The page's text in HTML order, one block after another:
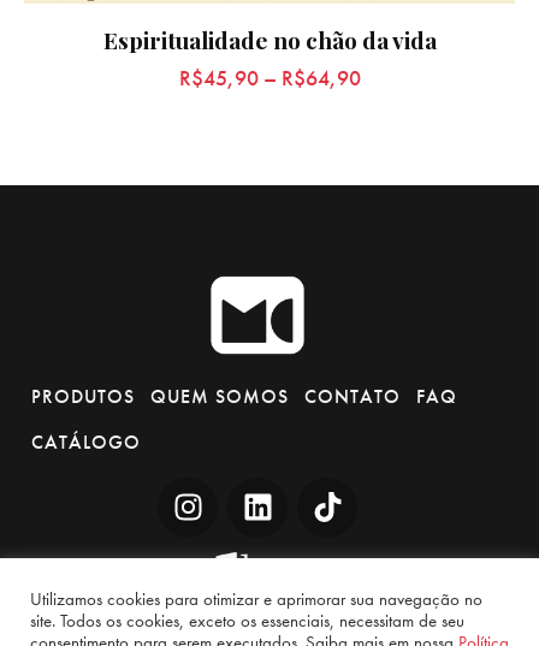
Espiritualidade no chão da vida
R$45,90– R$64,90
PRODUTOS QUEM SOMOS CONTATO
FAQ
CATÁLOGO
Utilizamos cookies para otimizar e aprimorar sua navegação no
site. Todos os cookies, exceto os essenciais, necessitam de seu